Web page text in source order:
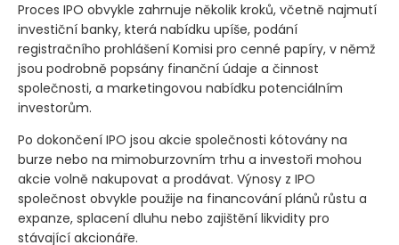
Proces IPO obvykle zahrnuje několik kroků, včetně najmutí
investiční banky, která nabídku upíše, podání
registračního prohlášení Komisi pro cenné papíry, v němž
jsou podrobně popsány finanční údaje a činnost
společnosti, a marketingovou nabídku potenciálním
investorům.
Po dokončení IPO jsou akcie společnosti kótovány na
burze nebo na mimoburzovním trhu a investoři mohou
akcie volně nakupovat a prodávat. Výnosy z IPO
společnost obvykle použije na financování plánů růstu a
expanze, splacení dluhu nebo zajištění likvidity pro
stávající akcionáře.